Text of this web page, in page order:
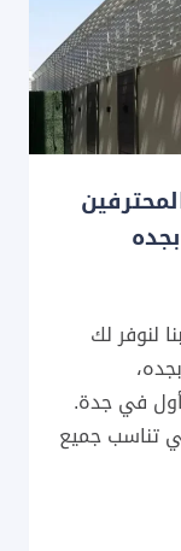
لنوفر لك
في جدة.
تناسب جميع